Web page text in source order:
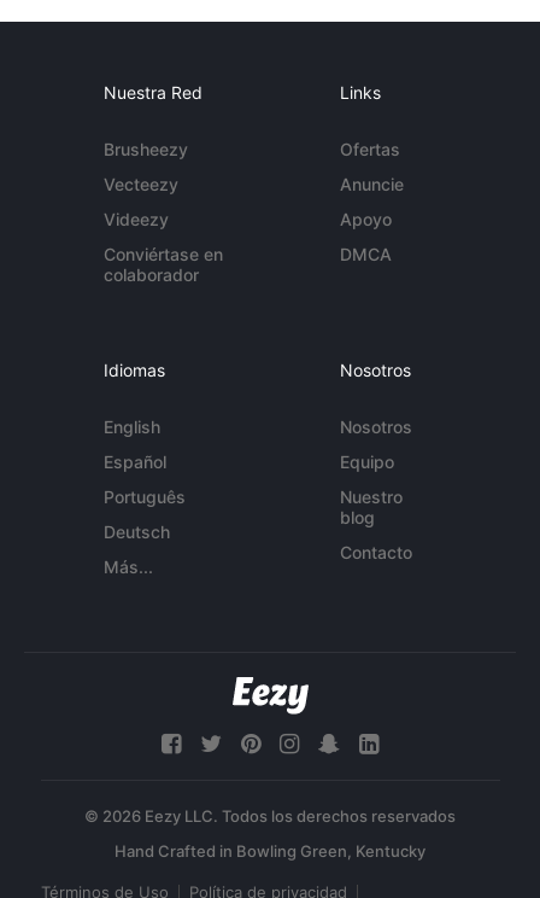
Nuestra Red
Brusheezy
Vecteezy
Videezy
Conviértase en
colaborador
Links
Ofertas
Anuncie
Apoyo
DMCA
Idiomas
English
Español
Português
Deutsch
Más...
Nosotros
Nosotros
Equipo
Nuestro
blog
Contacto
© 2026 Eezy LLC. Todos los derechos reservados
Términos de Uso Política de privacidad